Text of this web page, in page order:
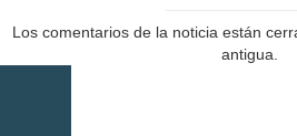
Los comentarios de la noticia están
antigua.